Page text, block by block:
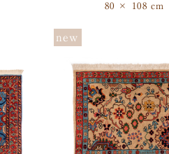
80 × 108 cm